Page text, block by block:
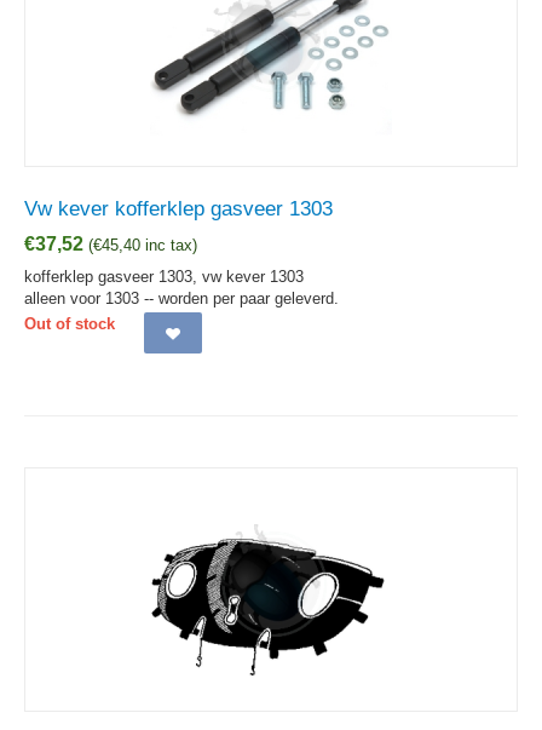
Vw kever kofferklep gasveer 1303
€37,52 (€45,40 inc tax)
kofferklep gasveer 1303, vw kever 1303
alleen voor 1303 -- worden per paar geleverd.
Out of stock